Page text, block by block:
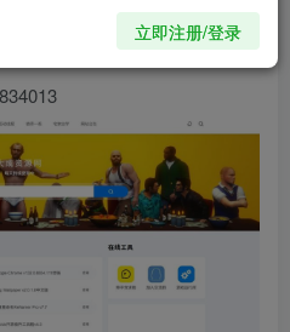
板文件夹名称dczyw即可
立即注册/登录